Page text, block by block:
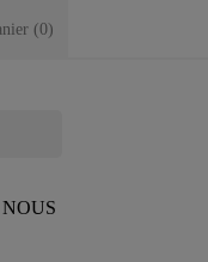
(0)